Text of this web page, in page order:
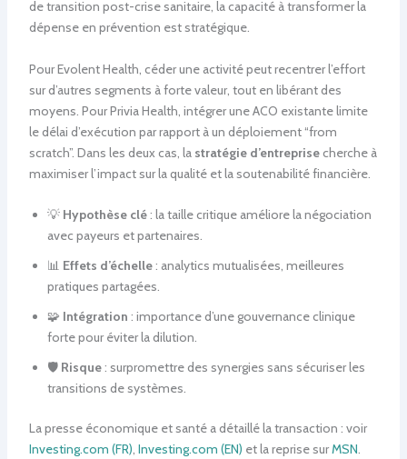
de transition post-crise sanitaire, la capacité à transformer la
dépense en prévention est stratégique.
Pour Evolent Health, céder une activité peut recentrer l’effort
sur d’autres segments à forte valeur, tout en libérant des
moyens. Pour Privia Health, intégrer une ACO existante limite
le délai d’exécution par rapport à un déploiement “from
scratch”. Dans les deux cas, la stratégie d’entreprisecherche à
maximiser l’impact sur la qualité et la soutenabilité financière.
💡 Hypothèse clé: la taille critique améliore la négociation
avec payeurs et partenaires.
📊 Effets d’échelle: analytics mutualisées, meilleures
pratiques partagées.
🧩 Intégration : importance d’une gouvernance clinique
forte pour éviter la dilution.
🛡️ Risque: surpromettre des synergies sans sécuriser les
transitions de systèmes.
La presse économique et santé a détaillé la transaction : voir
Investing.com (FR), Investing.com (EN) et la reprise surMSN.